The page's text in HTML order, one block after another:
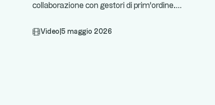
collaborazione con gestori di prim'ordine....
Video 5 maggio 2026